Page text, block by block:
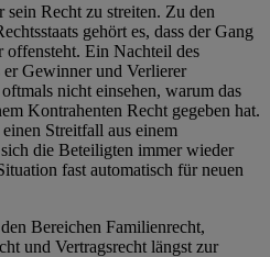
Recht zu streiten. Zu den
gehört es, dass der Gang
offensteht. Ein Nachteil des
er Gewinner und Verlierer
nicht einsehen, warum das
Kontrahenten Recht gegeben hat.
Streitfall aus einem
die Beteiligten immer wieder
fast automatisch für neuen
Bereichen Familienrecht,
und Vertragsrecht längst zur